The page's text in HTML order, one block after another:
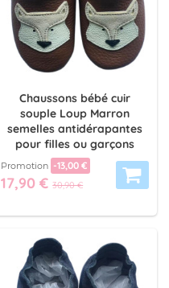
Chaussons bébé cuir
souple Loup Marron
semelles antidérapantes
pour filles ou garçons
Promotion -13,00 €
17,90 €30,90 €